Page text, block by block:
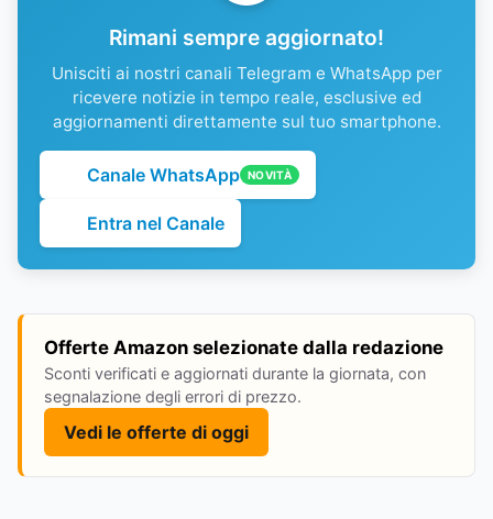
Rimani sempre aggiornato!
Unisciti ai nostri canali Telegram e WhatsApp per
ricevere notizie in tempo reale, esclusive ed
aggiornamenti direttamente sul tuo smartphone.
Canale WhatsApp NOVITÀ
Entra nel Canale
Offerte Amazon selezionate dalla redazione
Sconti verificati e aggiornati durante la giornata, con
segnalazione degli errori di prezzo.
Vedi le offerte di oggi